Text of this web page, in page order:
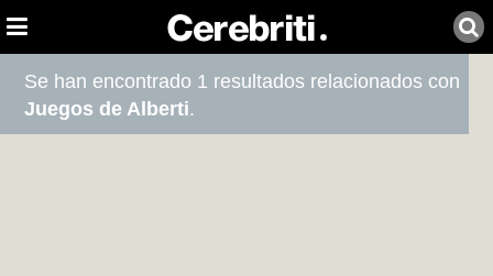
Se han encontrado 1 resultados relacionados con
Juegos de Alberti.